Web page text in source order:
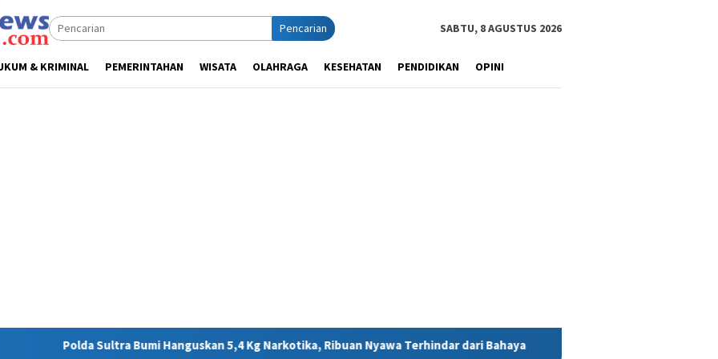
Pencarian SABTU, 8 AGUSTUS 2026
& KRIMINAL PEMERINTAHAN WISATA OLAHRAGA KESEHATAN PENDIDIKAN OPINI
Hanguskan 5,4 Kg Narkotika, Ribuan Nyawa Terhindar dari Bahaya MIND ID Tegaskan Dukungan Penuh Bagi PT